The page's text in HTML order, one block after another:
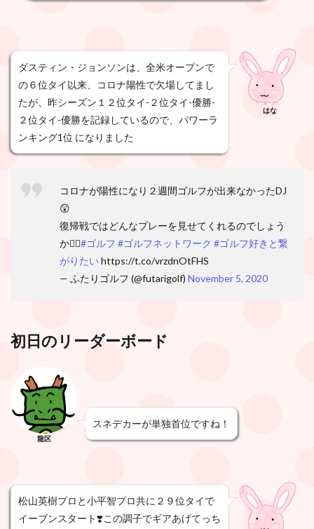
ダスティン・ジョンソンは、全米オープンで
の６位タイ以来、コロナ陽性で欠場してまし
たが、昨シーズン１２位タイ-２位タイ-優勝-
２位タイ-優勝を記録しているので、パワーラ
ンキング1位 になりました
はな
コロナが陽性になり２週間ゴルフが出来なかったDJ
😲
復帰戦ではどんなプレーを見せてくれるのでしょう
か🏌️‍♂️#ゴルフ #ゴルフネットワーク #ゴルフ好きと繋
がりたい https://t.co/vrzdnOtFHS
— ふたりゴルフ (@futarigolf) November 5, 2020
初日のリーダーボード
龍区
スネデカーが単独首位ですね！
松山英樹プロと小平智プロ共に２９位タイで
イーブンスタート❣️この調子でギアあげてっち